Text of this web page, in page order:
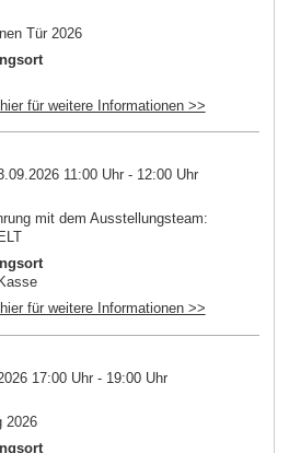
Tür 2026
für weitere Informationen >>
11:00 Uhr - 12:00 Uhr
mit dem Ausstellungsteam:
für weitere Informationen >>
17:00 Uhr - 19:00 Uhr
2026